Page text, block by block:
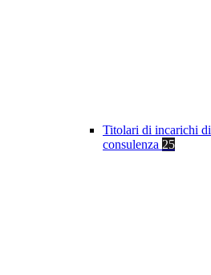
Titolari di incarichi
consulenza 25